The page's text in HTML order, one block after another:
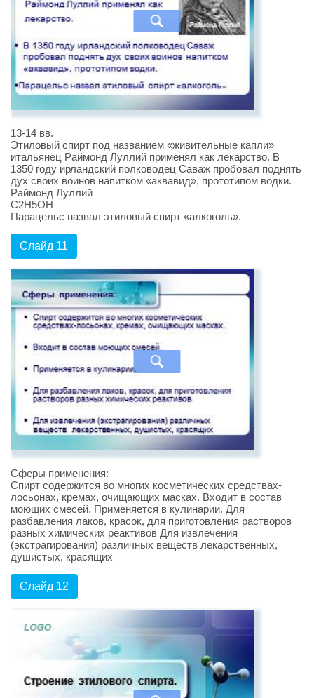
13-14 вв.
Этиловый спирт под названием «живительные капли»
итальянец Раймонд Луллий применял как лекарство. В
1350 году ирландский полководец Саваж пробовал поднять
дух своих воинов напитком «аквавид», прототипом водки.
Раймонд Луллий
С2H5OH
Парацельс назвал этиловый спирт «алкоголь».
Слайд 11
Сферы применения:
Спирт содержится во многих косметических средствах-
лосьонах, кремах, очищающих масках. Входит в состав
моющих смесей. Применяется в кулинарии. Для
разбавления лаков, красок, для приготовления растворов
разных химических реактивов Для извлечения
(экстрагирования) различных веществ лекарственных,
душистых, красящих
Слайд 12